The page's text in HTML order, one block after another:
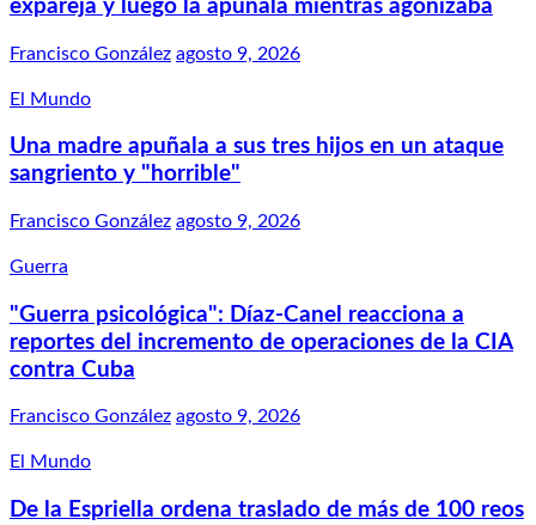
expareja y luego la apuñala mientras agonizaba
Francisco González agosto 9, 2026
El Mundo
Una madre apuñala a sus tres hijos en un ataque
sangriento y "horrible"
Francisco González agosto 9, 2026
Guerra
"Guerra psicológica": Díaz-Canel reacciona a
reportes del incremento de operaciones de la CIA
contra Cuba
Francisco González agosto 9, 2026
El Mundo
De la Espriella ordena traslado de más de 100 reos